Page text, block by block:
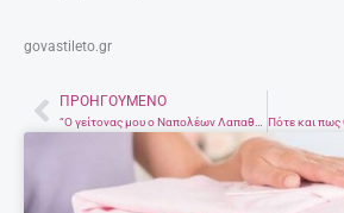
govastileto.gr
Prev
ΠΡΟΗΓΟΎΜΕΝΟ